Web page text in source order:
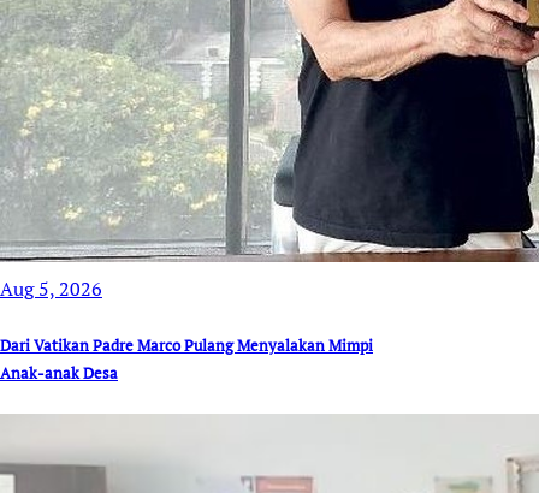
Aug 5, 2026
Dari Vatikan Padre Marco Pulang Menyalakan Mimpi
Anak-anak Desa